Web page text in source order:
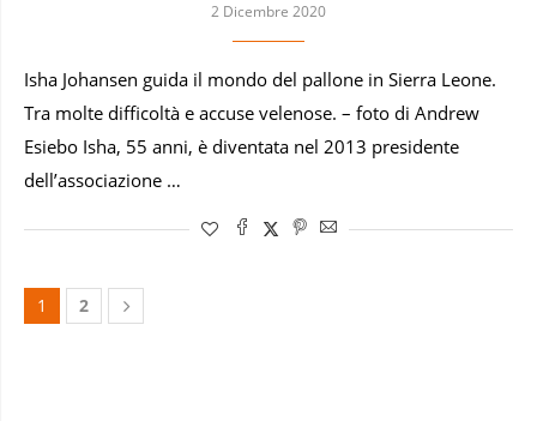
2 Dicembre 2020
Isha Johansen guida il mondo del pallone in Sierra Leone.
Tra molte difficoltà e accuse velenose. – foto di Andrew
Esiebo Isha, 55 anni, è diventata nel 2013 presidente
dell’associazione …
1 2